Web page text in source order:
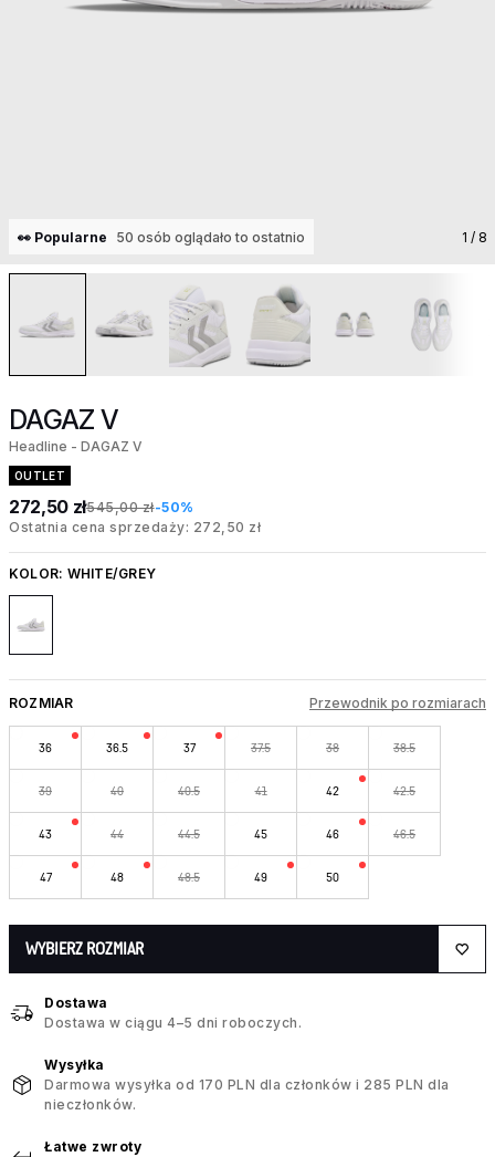
👀 Popularne 50 osób oglądało to ostatnio 1 / 8
DAGAZ V
Headline - DAGAZ V
OUTLET
272,50 zł545,00 zł-50%
Ostatnia cena sprzedaży: 272,50 zł
KOLOR: WHITE/GREY
ROZMIAR Przewodnik po rozmiarach
36 36.5 37 37.5 38 38.5
39 40 40.5 41 42 42.5
43 44 44.5 45 46 46.5
47 48 48.5 49 50
WYBIERZ ROZMIAR
Dostawa
Dostawa w ciągu 4–5 dni roboczych.
Wysyłka
Darmowa wysyłka od 170 PLN dla członków i 285 PLN dla
nieczłonków.
Łatwe zwroty